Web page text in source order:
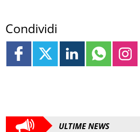
Condividi
ULTIME NEWS